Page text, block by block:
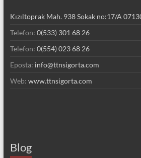
Kızıltoprak Mah. 938 Sokak no:17/A
Telefon: 0(533) 301 68 26
Telefon: 0(554) 023 68 26
Eposta: info@ttnsigorta.com
Web: www.ttnsigorta.com
Blog